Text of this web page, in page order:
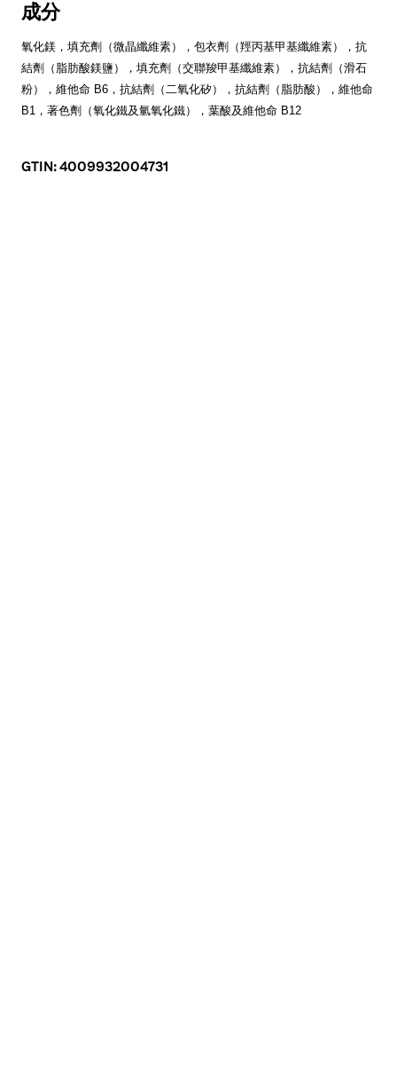
成分
氧化鎂，填充劑（微晶纖維素），包衣劑（羥丙基甲基纖維素），抗
結劑（脂肪酸鎂鹽），填充劑（交聯羧甲基纖維素），抗結劑（滑石
粉），維他命 B6 ，抗結劑（二氧化矽），抗結劑（脂肪酸），維他命
B1 ，著色劑（氧化鐵及氫氧化鐵），葉酸及維他命 B12
GTIN: 4009932004731